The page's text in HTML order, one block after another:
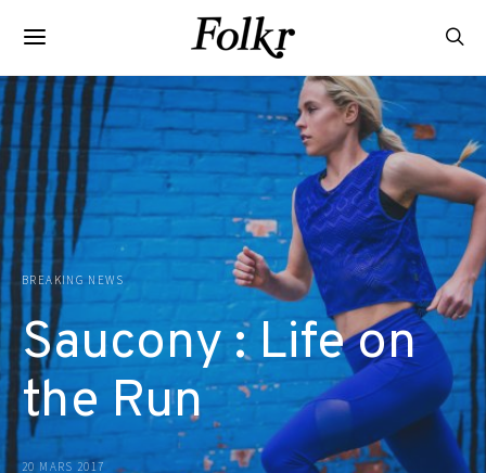
BREAKING NEWS
Saucony : Life on
the Run
20 MARS 2017